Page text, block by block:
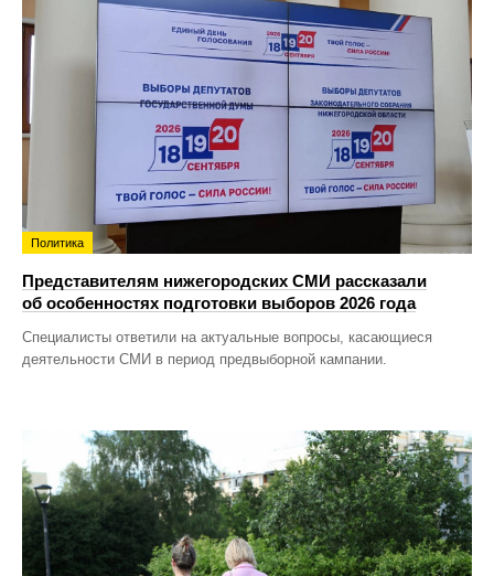
Политика
Представителям нижегородских СМИ рассказали
об особенностях подготовки выборов 2026 года
Специалисты ответили на актуальные вопросы, касающиеся
деятельности СМИ в период предвыборной кампании.